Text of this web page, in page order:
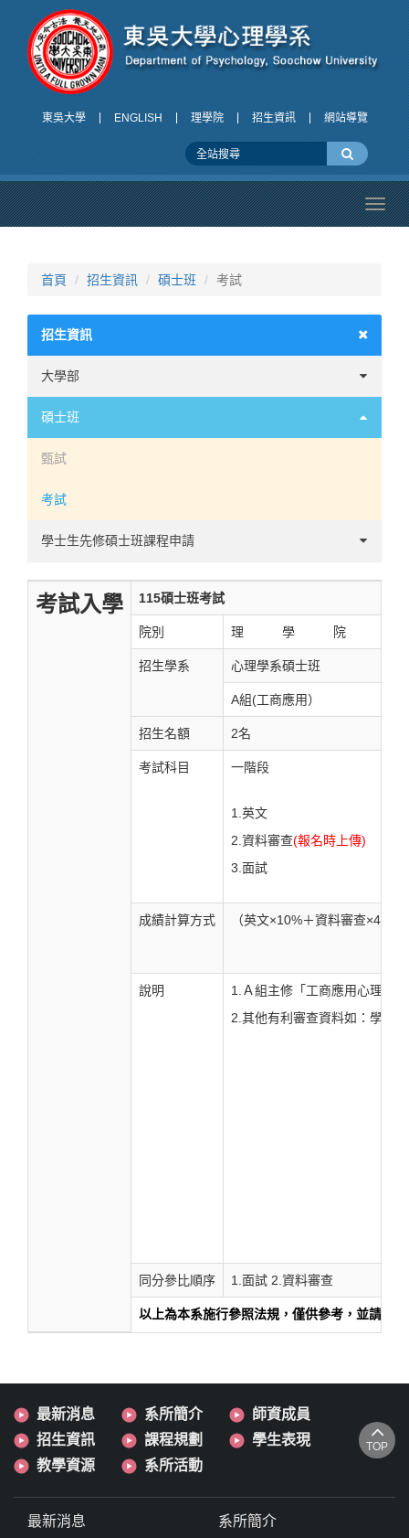
東吳大學 ENGLISH 理學院 招生資訊 網站導覽
首頁 招生資訊 碩士班 考試
招生資訊
大學部
轉學
轉系
抵免須知
碩士班
甄試
考試
學士生先修碩士班課程申請
心理學系學生先修碩士班課程相關辦法及表單
考試入學 115碩士班考試
院別 理 學 院
招生學系 心理學系碩士班
A組(工商應用）
招生名額 2名
考試科目 一階段
1.英文
2.資料審查(報名時上傳)
3.面試
成績計算方式 （英文×10%＋資料審查×40%
說明
1.Ａ組主修「工商應用心理學
2.其他有利審查資料如：學習
同分參比順序 1.面試 2.資料審查
以上為本系施行參照法規，僅供參考，並請以
最新消息 系所簡介
師資成員
招生資訊
課程規劃
學生表現
教學資源
系所活動
TOP
最新消息 系所簡介